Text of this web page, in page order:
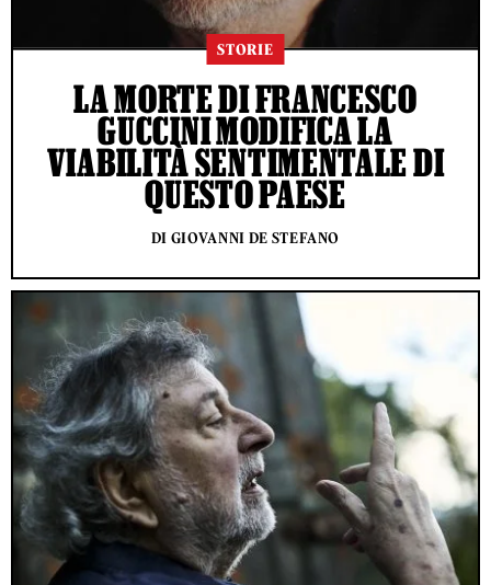
STORIE
LA MORTE DI FRANCESCO
GUCCINI MODIFICA LA
VIABILITÀ SENTIMENTALE DI
QUESTO PAESE
DI GIOVANNI DE STEFANO